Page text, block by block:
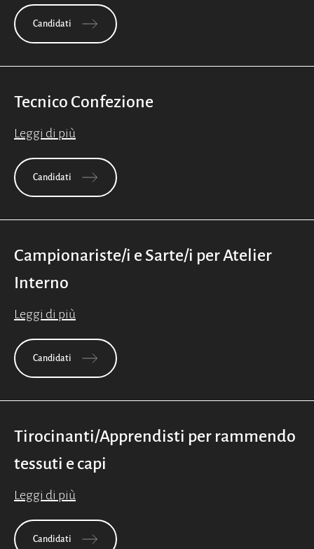
Candidati
Tecnico Confezione
Leggi di più
Candidati
Campionariste/i e Sarte/i per Atelier
Interno
Leggi di più
Candidati
Tirocinanti/Apprendisti per rammendo
tessuti e capi
Leggi di più
Candidati